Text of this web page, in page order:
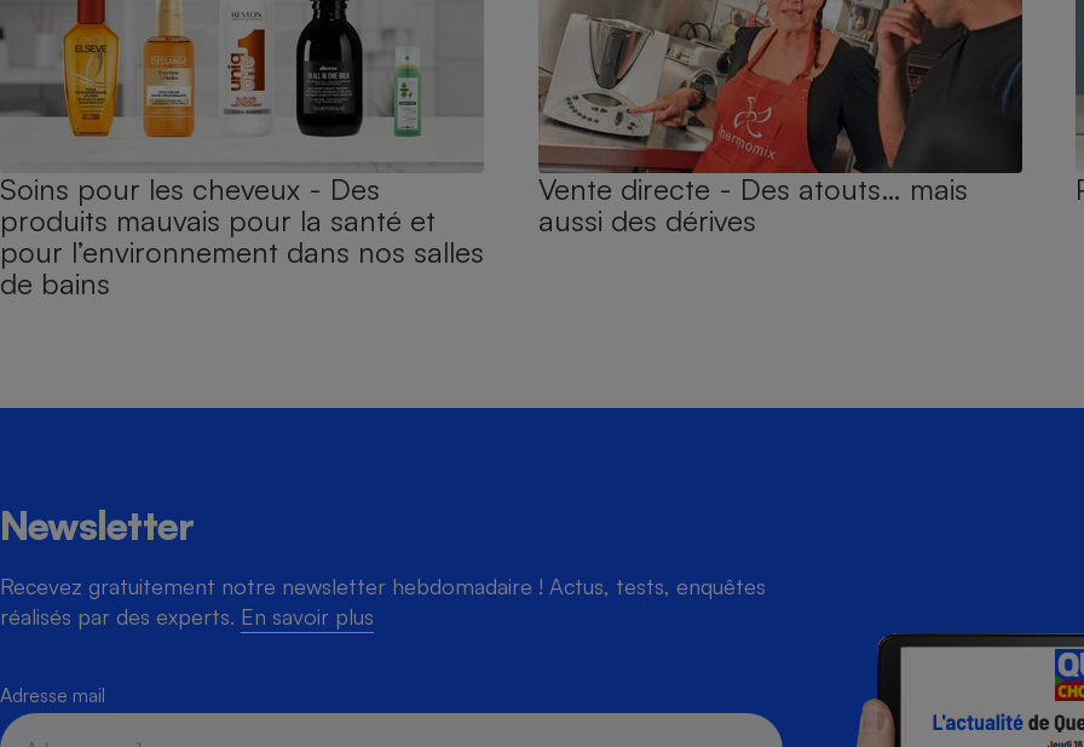
Soins pour les cheveux - Des
produits mauvais pour la santé et
pour l’environnement dans nos salles
de bains
Vente directe - Des atouts… mais
aussi des dérives
Newsletter
Recevez gratuitement notre newsletter hebdomadaire ! Actus, tests, enquêtes
réalisés par des experts. En savoir plus
Adresse mail